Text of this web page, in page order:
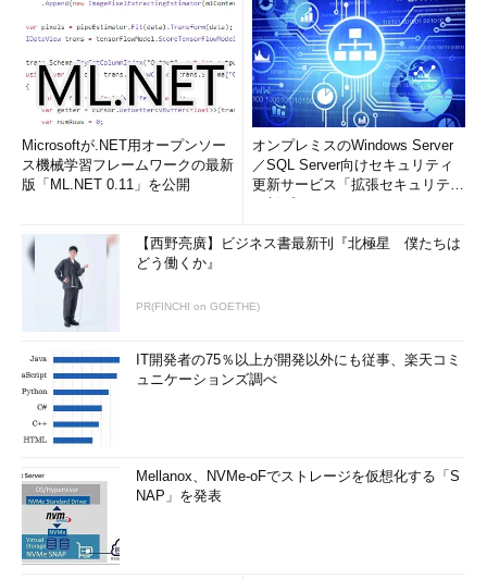
Microsoftが.NET用オープンソー
ス機械学習フレームワークの最新
版「ML.NET 0.11」を公開
オンプレミスのWindows Server
／SQL Server向けセキュリティ
更新サービス「拡張セキュリティ
【西野亮廣】ビジネス書最新刊『北極星 僕たちは
どう働くか』
PR(FINCHI on GOETHE)
IT開発者の75％以上が開発以外にも従事、楽天コミ
ュニケーションズ調べ
Mellanox、NVMe-oFでストレージを仮想化する「S
NAP」を発表